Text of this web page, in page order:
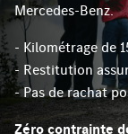
Mercedes-Benz.
- Kilométrage de
- Restitution
- Pas de rachat
Zéro contrainte